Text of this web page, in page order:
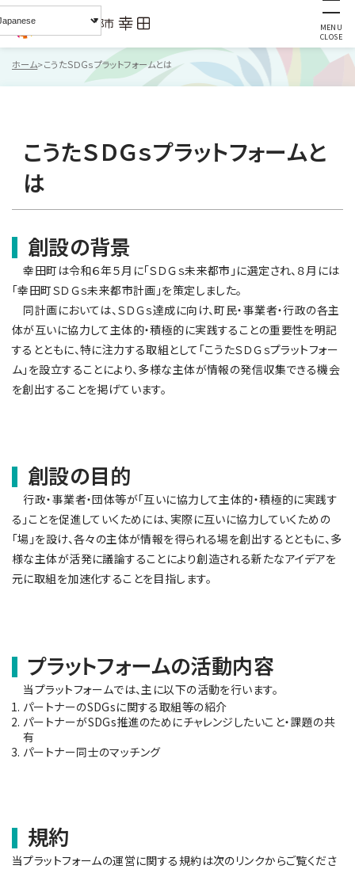
MENU
CLOSE
ホーム こうたＳＤＧｓプラットフォームとは
こうたＳＤＧｓプラットフォームと
は
創設の背景
幸田町は令和６年５月に「ＳＤＧｓ未来都市」に選定され、８月には
「幸田町ＳＤＧｓ未来都市計画」を策定しました。
同計画においては、ＳＤＧｓ達成に向け、町民・事業者・行政の各主
体が互いに協力して主体的・積極的に実践することの重要性を明記
するとともに、特に注力する取組として「こうたＳＤＧｓプラットフォー
ム」を設立することにより、多様な主体が情報の発信収集できる機会
を創出することを掲げています。
創設の目的
行政・事業者・団体等が「互いに協力して主体的・積極的に実践す
る」ことを促進していくためには、実際に互いに協力していくための
「場」を設け、各々の主体が情報を得られる場を創出するとともに、多
様な主体が活発に議論することにより創造される新たなアイデアを
元に取組を加速化することを目指します。
プラットフォームの活動内容
当プラットフォームでは、主に以下の活動を行います。
パートナーのSDGsに関する取組等の紹介
パートナーがSDGs推進のためにチャレンジしたいこと・課題の共
有
パートナー同士のマッチング
規約
当プラットフォームの運営に関する規約は次のリンクからご覧くださ